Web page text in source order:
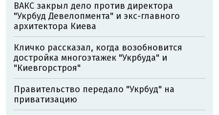
ВАКС закрыл дело против директора
"Укрбуд Девелопмента" и экс-главного
архитектора Киева
Кличко рассказал, когда возобновится
достройка многоэтажек "Укрбуда" и
"Киевгорстроя"
Правительство передало "Укрбуд" на
приватизацию